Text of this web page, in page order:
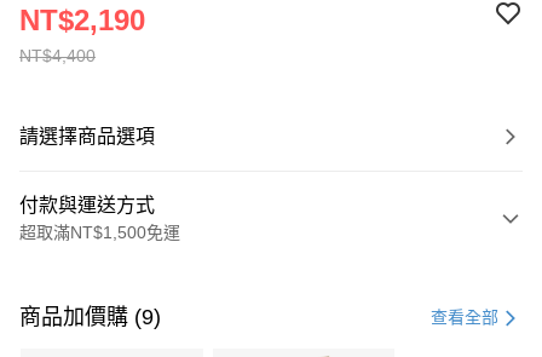
NT$4,400
NT$2,190
請選擇商品選項
付款與運送方式
超取滿NT$1,500免運
信用卡一次付款
商品加價購 (9) 查看全部